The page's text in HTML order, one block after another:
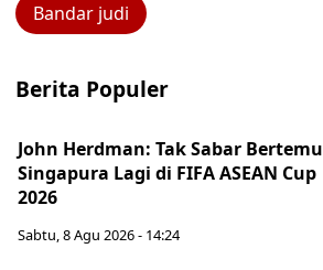
Bandar judi
Berita Populer
John Herdman: Tak Sabar Bertemu
Singapura Lagi di FIFA ASEAN Cup
2026
Sabtu, 8 Agu 2026 - 14:24